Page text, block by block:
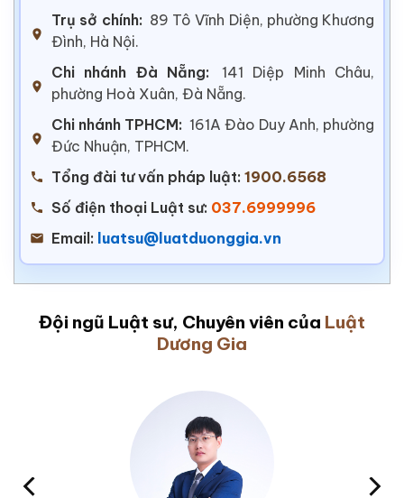
Trụ sở chính: 89 Tô Vĩnh Diện, phường Khương
Đình, Hà Nội.
Chi nhánh Đà Nẵng:
141 Diệp Minh Châu,
phường Hoà Xuân, Đà Nẵng.
Chi nhánh TPHCM: 161A Đào Duy Anh, phường
Đức Nhuận, TPHCM.
Tổng đài tư vấn pháp luật: 1900.6568
Số điện thoại Luật sư: 037.6999996
Email: luatsu@luatduonggia.vn
Đội ngũ Luật sư, Chuyên viên của Luật
Dương Gia